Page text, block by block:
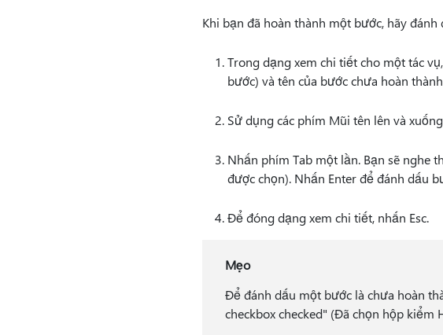
Khi bạn đã hoàn thành một bước, hãy
Trong dạng xem chi tiết cho một tác
bước) và tên của bước chưa hoàn
Sử dụng các phím Mũi tên lên và
Nhấn phím Tab một lần. Bạn sẽ nghe
được chọn). Nhấn Enter để đánh dấu
Để đóng dạng xem chi tiết, nhấn Esc.
Mẹo
Để đánh dấu một bước là chưa hoàn
checkbox checked" (Đã chọn hộp kiểm